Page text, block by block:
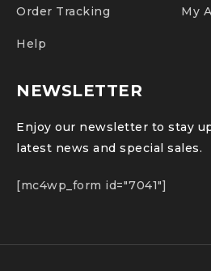
Order Tracking My
Help
NEWSLETTER
Enjoy our newsletter to stay
latest news and special sales.
[mc4wp_form id="7041"]